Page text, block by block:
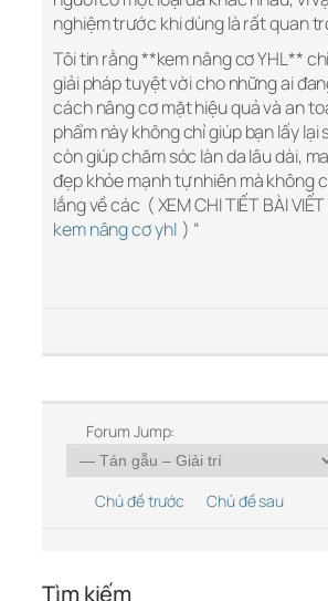
nghiệm trước khi dùng là rất quan
Tôi tin rằng **kem nâng cơ YHL**
giải pháp tuyệt vời cho những ai
cách nâng cơ mặt hiệu quả và an
phẩm này không chỉ giúp bạn lấy lại
còn giúp chăm sóc làn da lâu dài,
đẹp khỏe mạnh tự nhiên mà không
lắng về các ( XEM CHI TIẾT BÀI VIẾT
kem nâng cơ yhl) “
Forum Jump:
Chủ đề trước Chủ đề sau
Tìm kiếm